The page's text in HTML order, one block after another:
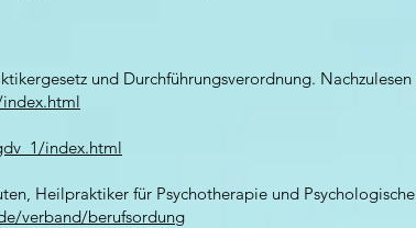
und Durchführungsverordnung.
index.html
Heilpraktiker für Psychotherapie und
verband/berufsordung